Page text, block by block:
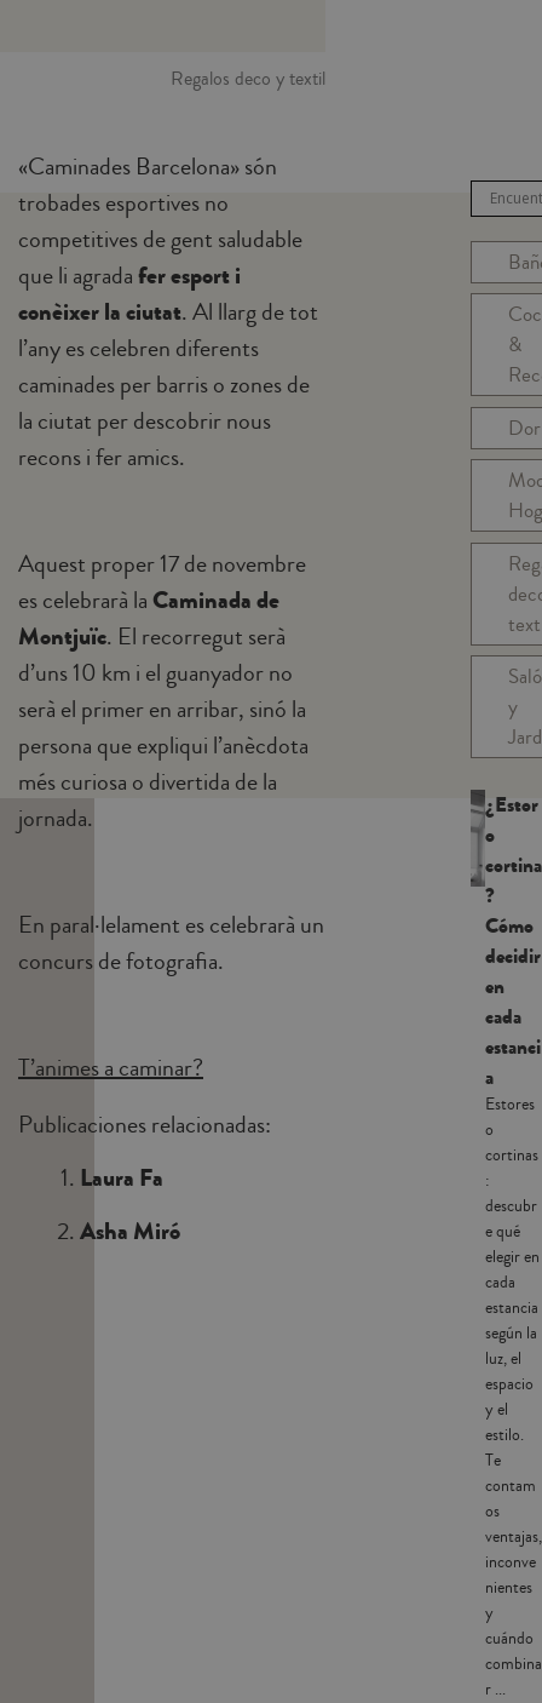
Regalos deco y textil
«Caminades Barcelona» són
trobades esportives no
competitives de gent saludable
que li agradafer esport i
conèixer la ciutat. Al llarg de tot
l’any es celebren diferents
caminades per barris o zones de
la ciutat per descobrir nous
recons i fer amics.
Aquest proper 17 de novembre
es celebrarà laCaminada de
Montjuïc. El recorregut serà
d’uns 10 km i el guanyador no
serà el primer en arribar, sinó la
persona que expliqui l’anècdota
més curiosa o divertida de la
jornada.
En paral·lelament es celebrarà un
concurs de fotografia.
T’animes a caminar?
Publicaciones relacionadas:
Laura Fa
Asha Miró
&
y
¿Estor
o
cortina
?
Cómo
decidir
en
cada
estanci
a
Estores
o
cortinas
:
descubr
e qué
elegir en
cada
estancia
según la
luz, el
espacio
y el
estilo.
Te
contam
os
ventajas,
inconve
nientes
y
cuándo
combina
r ...